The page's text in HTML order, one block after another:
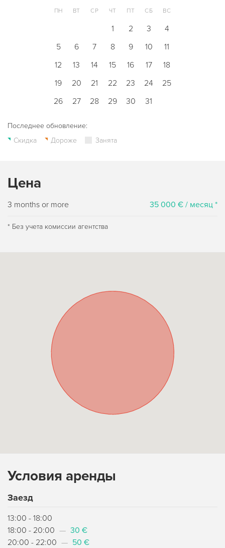
ПН ВТ СР ЧТ ПТ СБ ВС
1 2 3
4
5
6 7 8 9 10
11
12
13 14 15 16 17
18
19
20 21 22 23 24
25
26
27 28 29 30 31
Последнее обновление:
Скидка
Дороже Занята
Цена
3 months or more 35 000 € / месяц *
* Без учета комиссии агентства
Условия аренды
Заезд
13:00 - 18:00
18:00 - 20:00 — 30 €
20:00 - 22:00 — 50 €